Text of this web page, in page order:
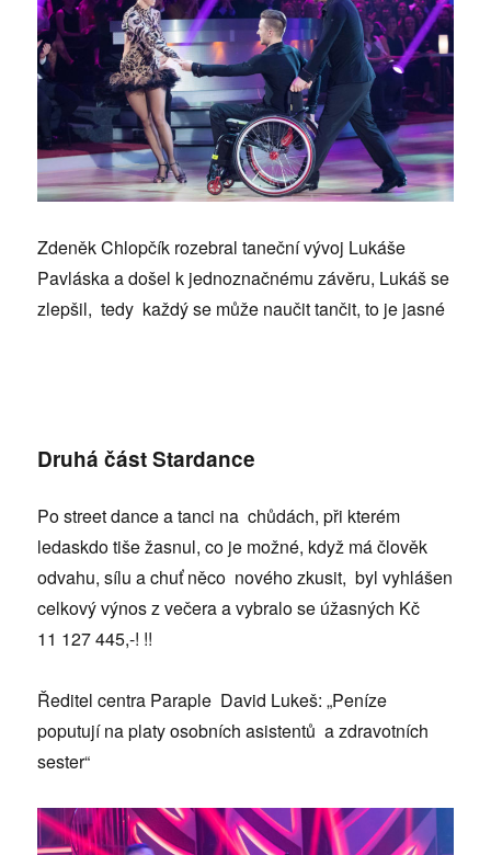
Zdeněk Chlopčík rozebral taneční vývoj Lukáše
Pavláska a došel k jednoznačnému závěru, Lukáš se
zlepšil, tedy každý se může naučit tančit, to je jasné
Druhá část Stardance
Po street dance a tanci na chůdách, při kterém
ledaskdo tiše žasnul, co je možné, když má člověk
odvahu, sílu a chuť něco nového zkusit, byl vyhlášen
celkový výnos z večera a vybralo se úžasných Kč
11 127 445,-! !!
Ředitel centra Paraple David Lukeš: „Peníze
poputují na platy osobních asistentů a zdravotních
sester“